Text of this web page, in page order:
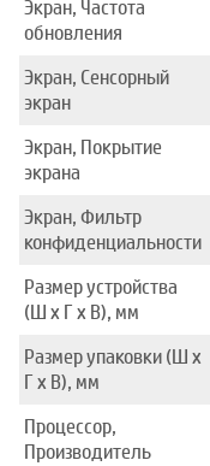
Экран, Частота
обновления
Экран, Сенсорный
экран
Экран, Покрытие
экрана
Экран, Фильтр
конфиденциальности
Размер устройства
(Ш x Г x В), мм
Размер упаковки (Ш x
Г x В), мм
Процессор,
Производитель